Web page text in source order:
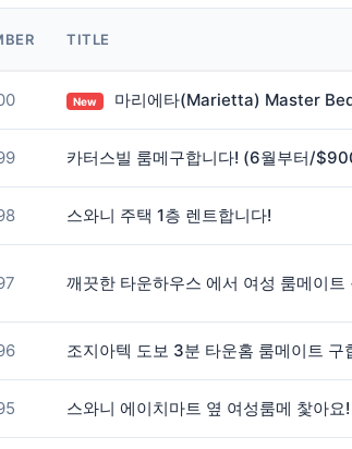
TITLE
New 마리에타(Marietta) Master Bedroom 렌트
스와니 주택 1층 렌트합니다!
스와니 에이치마트 옆 여성룸메 찿아요!